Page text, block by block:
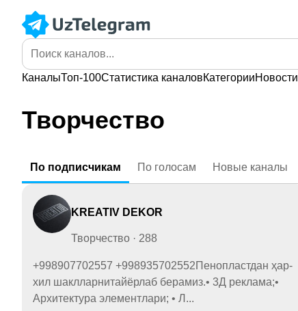
КаналыТоп-100Статистика каналовКатегорииНовости
Творчество
По подписчикам По голосам Новые каналы
KREATIV DEKOR
Творчество · 288
+998907702557 +998935702552Пенопластдан ҳар-
хил шаклларнитайёрлаб берамиз.• 3Д реклама;•
Архитектура элементлари; • Л...